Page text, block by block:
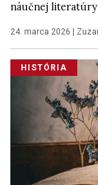
náučnej literatúry
24. marca 2026
HISTÓRIA